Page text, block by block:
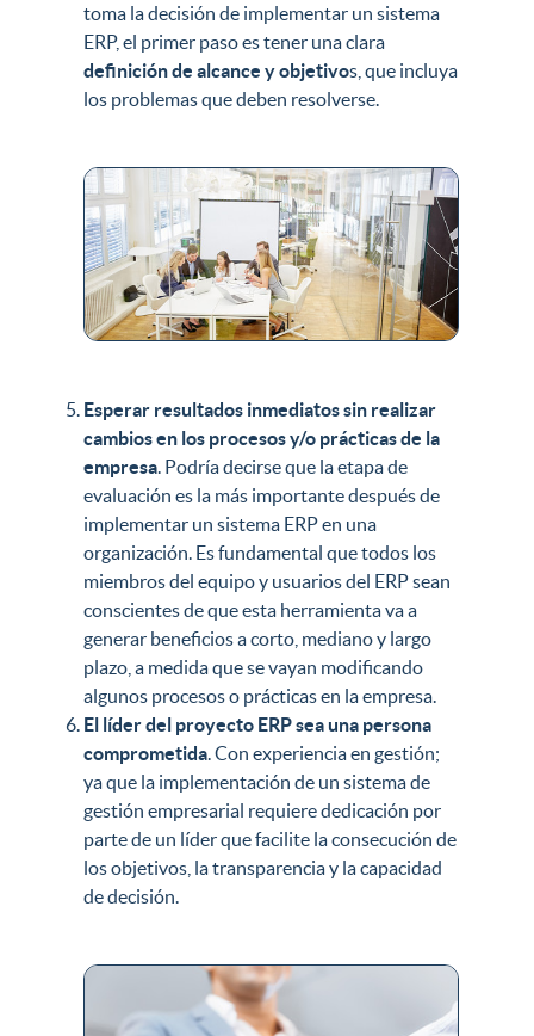
toma la decisión de implementar un sistema
ERP, el primer paso es tener una clara
definición de alcance y objetivos, que incluya
los problemas que deben resolverse.
Esperar resultados inmediatos sin realizar
cambios en los procesos y/o prácticas de la
empresa . Podría decirse que la etapa de
evaluación es la más importante después de
implementar un sistema ERP en una
organización. Es fundamental que todos los
miembros del equipo y usuarios del ERP sean
conscientes de que esta herramienta va a
generar beneficios a corto, mediano y largo
plazo, a medida que se vayan modificando
algunos procesos o prácticas en la empresa.
El líder del proyecto ERP sea una persona
comprometida . Con experiencia en gestión;
ya que la implementación de un sistema de
gestión empresarial requiere dedicación por
parte de un líder que facilite la consecución de
los objetivos, la transparencia y la capacidad
de decisión.